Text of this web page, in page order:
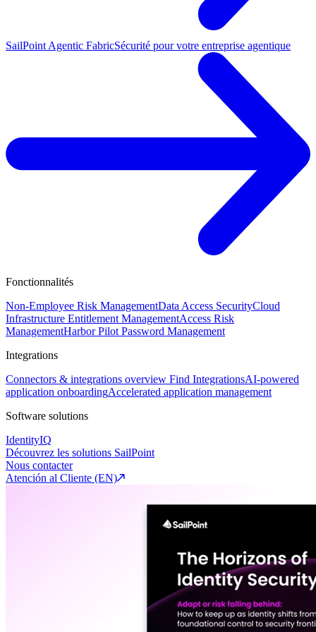
SailPoint Agentic FabricSécurité pour votre entreprise agentique
Fonctionnalités
Non-Employee Risk ManagementData Access SecurityCloud
Infrastructure Entitlement ManagementAccess Risk
ManagementHarbor Pilot Password Management
Integrations
Connectors & integrations overview Find IntegrationsAI-powered
application onboardingAccelerated application management
Software solutions
IdentityIQ
Découvrez les solutions SailPoint
Nous contacter
Atención al Cliente (EN)